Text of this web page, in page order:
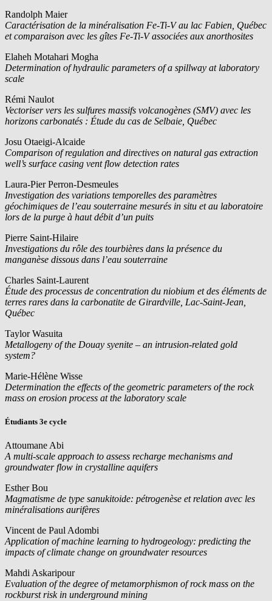
Randolph Maier
Caractérisation de la minéralisation Fe-Ti-V au lac Fabien, Québec
et comparaison avec les gîtes Fe-Ti-V associées aux anorthosites
Elaheh Motahari Mogha
Determination of hydraulic parameters of a spillway at laboratory
scale
Rémi Naulot
Vectoriser vers les sulfures massifs volcanogènes (SMV) avec les
horizons carbonatés : Étude du cas de Selbaie, Québec
Josu Otaeigi-Alcaide
Comparison of regulation and directives on natural gas extraction
well’s surface casing vent flow detection rates
Laura-Pier Perron-Desmeules
Investigation des variations temporelles des paramètres
géochimiques de l’eau souterraine mesurés in situ et au laboratoire
lors de la purge à haut débit d’un puits
Pierre Saint-Hilaire
Investigations du rôle des tourbières dans la présence du
manganèse dissous dans l’eau souterraine
Charles Saint-Laurent
Étude des processus de concentration du niobium et des éléments de
terres rares dans la carbonatite de Girardville, Lac-Saint-Jean,
Québec
Taylor Wasuita
Metallogeny of the Douay syenite – an intrusion-related gold
system?
Marie-Hélène Wisse
Determination the effects of the geometric parameters of the rock
mass on erosion process at the laboratory scale
Étudiants 3e cycle
Attoumane Abi
A multi-scale approach to assess recharge mechanisms and
groundwater flow in crystalline aquifers
Esther Bou
Magmatisme de type sanukitoide: pétrogenèse et relation avec les
minéralisations aurifères
Vincent de Paul Adombi
Application of machine learning to hydrogeology: predicting the
impacts of climate change on groundwater resources
Mahdi Askaripour
Evaluation of the degree of metamorphismon of rock mass on the
rockburst risk in underground mining